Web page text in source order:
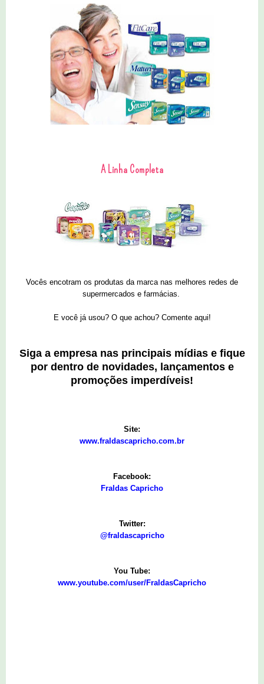
A Linha Completa
Vocês encotram os produtas da marca nas melhores redes de
supermercados e farmácias.
E você já usou? O que achou? Comente aqui!
Siga a empresa nas principais mídias e fique
por dentro de novidades, lançamentos e
promoções imperdíveis!
Site:
www.fraldascapricho.com.br
Facebook:
Fraldas Capricho
Twitter:
@fraldascapricho
You Tube:
www.youtube.com/user/FraldasCapricho